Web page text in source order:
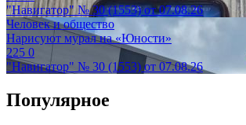
"Навигатор" № 30 (1553) от 07.08.26
Человек и общество
Нарисуют мурал на «Юности»
225 0
"Навигатор" № 30 (1553) от 07.08.26
Популярное